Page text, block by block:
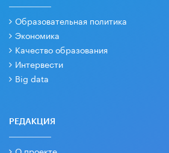
Образовательная политика
Экономика
Качество образования
Интервести
Big data
РЕДАКЦИЯ